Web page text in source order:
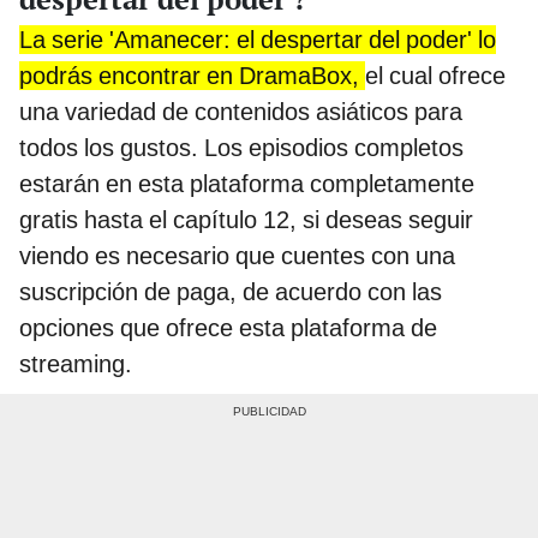
La serie 'Amanecer: el despertar del poder' lo
podrás encontrar en DramaBox, el cual ofrece
una variedad de contenidos asiáticos para
todos los gustos. Los episodios completos
estarán en esta plataforma completamente
gratis hasta el capítulo 12, si deseas seguir
viendo es necesario que cuentes con una
suscripción de paga, de acuerdo con las
opciones que ofrece esta plataforma de
streaming.